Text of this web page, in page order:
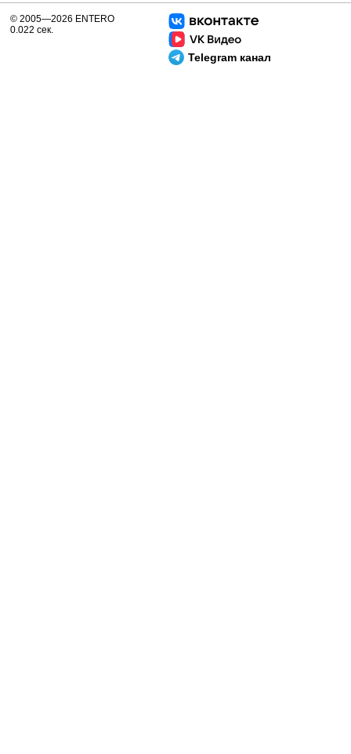
Telegram канал
© 2005—2026 ENTERO
0.022 сек.